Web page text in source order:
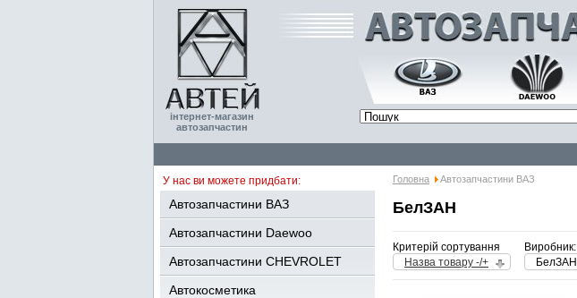
інтернет-магазин
автозапчастин
У нас ви можете придбати:
Автозапчастини ВАЗ
Автозапчастини Daewoo
Автозапчастини CHEVROLET
Автокосметика
Головна Автозапчастини ВАЗ
БелЗАН
Критерій сортування
Назва товару -/+
Виробник:
БелЗАН